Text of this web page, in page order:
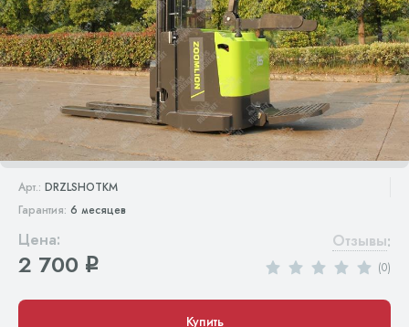
Арт.: DRZLSHOTKM
Гарантия: 6 месяцев
Цена:
2 700 q
Отзывы:
(0)
Купить